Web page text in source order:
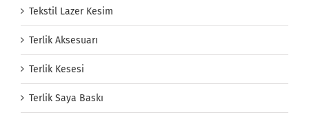
Tekstil Lazer Kesim
Terlik Aksesuarı
Terlik Kesesi
Terlik Saya Baskı